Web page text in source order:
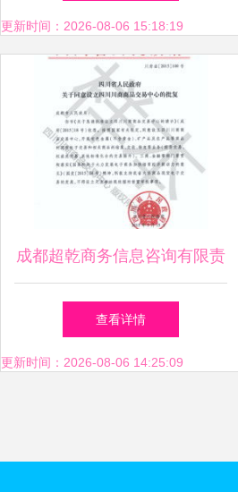
更新时间：2026-08-06 15:18:19
成都超乾商务信息咨询有限责
任公司 专业商务信息咨询服
务解析
查看详情
更新时间：2026-08-06 14:25:09